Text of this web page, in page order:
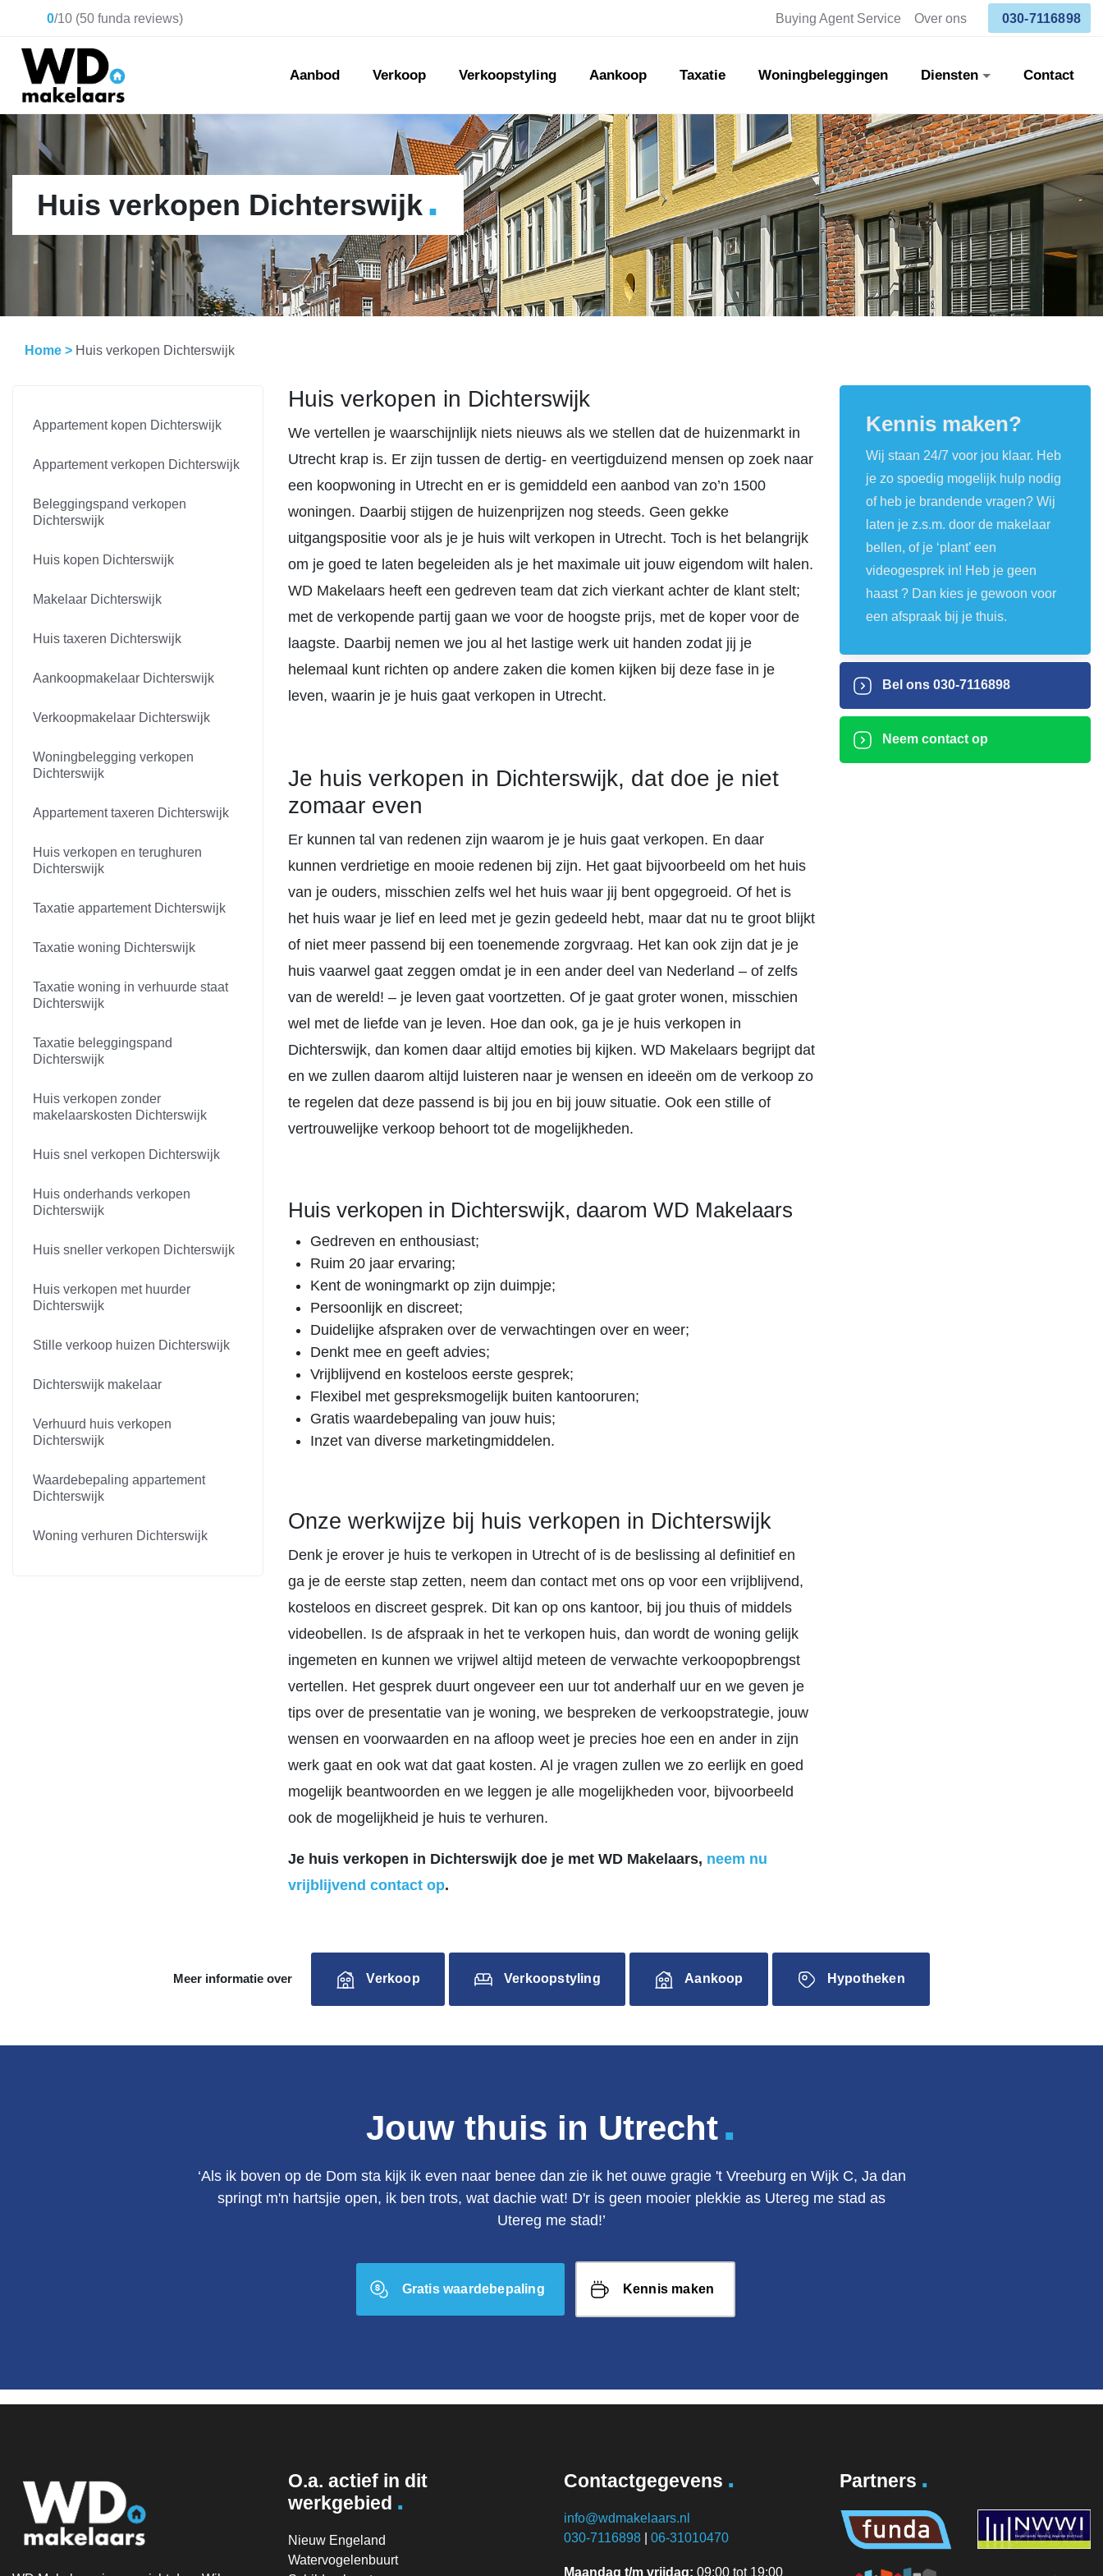
0/10 (50 funda reviews) Buying Agent Service Over ons 030-7116898
Aanbod Verkoop Verkoopstyling Aankoop Taxatie Woningbeleggingen Diensten Contact
Huis verkopen Dichterswijk.
Home > Huis verkopen Dichterswijk
Appartement kopen Dichterswijk
Appartement verkopen Dichterswijk
Beleggingspand verkopen
Dichterswijk
Huis kopen Dichterswijk
Makelaar Dichterswijk
Huis taxeren Dichterswijk
Aankoopmakelaar Dichterswijk
Verkoopmakelaar Dichterswijk
Woningbelegging verkopen
Dichterswijk
Appartement taxeren Dichterswijk
Huis verkopen en terughuren
Dichterswijk
Taxatie appartement Dichterswijk
Taxatie woning Dichterswijk
Taxatie woning in verhuurde staat
Dichterswijk
Taxatie beleggingspand
Dichterswijk
Huis verkopen zonder
makelaarskosten Dichterswijk
Huis snel verkopen Dichterswijk
Huis onderhands verkopen
Dichterswijk
Huis sneller verkopen Dichterswijk
Huis verkopen met huurder
Dichterswijk
Stille verkoop huizen Dichterswijk
Dichterswijk makelaar
Verhuurd huis verkopen
Dichterswijk
Waardebepaling appartement
Dichterswijk
Woning verhuren Dichterswijk
Huis verkopen in Dichterswijk
We vertellen je waarschijnlijk niets nieuws als we stellen dat de huizenmarkt in
Utrecht krap is. Er zijn tussen de dertig- en veertigduizend mensen op zoek naar
een koopwoning in Utrecht en er is gemiddeld een aanbod van zo’n 1500
woningen. Daarbij stijgen de huizenprijzen nog steeds. Geen gekke
uitgangspositie voor als je je huis wilt verkopen in Utrecht. Toch is het belangrijk
om je goed te laten begeleiden als je het maximale uit jouw eigendom wilt halen.
WD Makelaars heeft een gedreven team dat zich vierkant achter de klant stelt;
met de verkopende partij gaan we voor de hoogste prijs, met de koper voor de
laagste. Daarbij nemen we jou al het lastige werk uit handen zodat jij je
helemaal kunt richten op andere zaken die komen kijken bij deze fase in je
leven, waarin je je huis gaat verkopen in Utrecht.
Je huis verkopen in Dichterswijk, dat doe je niet
zomaar even
Er kunnen tal van redenen zijn waarom je je huis gaat verkopen. En daar
kunnen verdrietige en mooie redenen bij zijn. Het gaat bijvoorbeeld om het huis
van je ouders, misschien zelfs wel het huis waar jij bent opgegroeid. Of het is
het huis waar je lief en leed met je gezin gedeeld hebt, maar dat nu te groot blijkt
of niet meer passend bij een toenemende zorgvraag. Het kan ook zijn dat je je
huis vaarwel gaat zeggen omdat je in een ander deel van Nederland – of zelfs
van de wereld! – je leven gaat voortzetten. Of je gaat groter wonen, misschien
wel met de liefde van je leven. Hoe dan ook, ga je je huis verkopen in
Dichterswijk, dan komen daar altijd emoties bij kijken. WD Makelaars begrijpt dat
en we zullen daarom altijd luisteren naar je wensen en ideeën om de verkoop zo
te regelen dat deze passend is bij jou en bij jouw situatie. Ook een stille of
vertrouwelijke verkoop behoort tot de mogelijkheden.
Huis verkopen in Dichterswijk, daarom WD Makelaars
Gedreven en enthousiast;
Ruim 20 jaar ervaring;
Kent de woningmarkt op zijn duimpje;
Persoonlijk en discreet;
Duidelijke afspraken over de verwachtingen over en weer;
Denkt mee en geeft advies;
Vrijblijvend en kosteloos eerste gesprek;
Flexibel met gespreksmogelijk buiten kantooruren;
Gratis waardebepaling van jouw huis;
Inzet van diverse marketingmiddelen.
Onze werkwijze bij huis verkopen in Dichterswijk
Denk je erover je huis te verkopen in Utrecht of is de beslissing al definitief en
ga je de eerste stap zetten, neem dan contact met ons op voor een vrijblijvend,
kosteloos en discreet gesprek. Dit kan op ons kantoor, bij jou thuis of middels
videobellen. Is de afspraak in het te verkopen huis, dan wordt de woning gelijk
ingemeten en kunnen we vrijwel altijd meteen de verwachte verkoopopbrengst
vertellen. Het gesprek duurt ongeveer een uur tot anderhalf uur en we geven je
tips over de presentatie van je woning, we bespreken de verkoopstrategie, jouw
wensen en voorwaarden en na afloop weet je precies hoe een en ander in zijn
werk gaat en ook wat dat gaat kosten. Al je vragen zullen we zo eerlijk en goed
mogelijk beantwoorden en we leggen je alle mogelijkheden voor, bijvoorbeeld
ook de mogelijkheid je huis te verhuren.
Je huis verkopen in Dichterswijk doe je met WD Makelaars, neem nu
vrijblijvend contact op.
Kennis maken?
Wij staan 24/7 voor jou klaar. Heb
je zo spoedig mogelijk hulp nodig
of heb je brandende vragen? Wij
laten je z.s.m. door de makelaar
bellen, of je ‘plant’ een
videogesprek in! Heb je geen
haast ? Dan kies je gewoon voor
een afspraak bij je thuis.
Bel ons 030-7116898
Neem contact op
Meer informatie over Verkoop Verkoopstyling Aankoop Hypotheken
Jouw thuis in Utrecht.
‘Als ik boven op de Dom sta kijk ik even naar benee dan zie ik het ouwe gragie 't Vreeburg en Wijk C, Ja dan
springt m'n hartsjie open, ik ben trots, wat dachie wat! D'r is geen mooier plekkie as Utereg me stad as
Utereg me stad!’
Gratis waardebepaling Kennis maken
O.a. actief in dit
werkgebied .
Nieuw Engeland
Watervogelenbuurt
Contactgegevens .
info@wdmakelaars.nl
030-7116898
06-31010470
Maandag t/m vrijdag: 09:00 tot 19:00
Partners .